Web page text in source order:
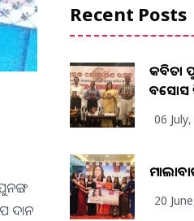
ଦାନ
Recent Posts
କବିତା
06
20